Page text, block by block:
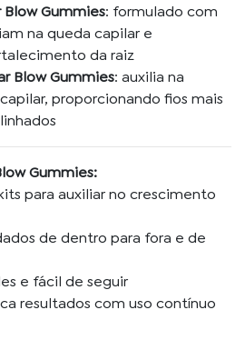
Gummies: formulado com
na queda capilar e
da raiz
Blow Gummies: auxilia na
proporcionando fios mais
Gummies:
para auxiliar no crescimento
de dentro para fora e de
e fácil de seguir
resultados com uso contínuo